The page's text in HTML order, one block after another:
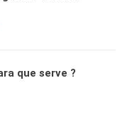
e para que serve ?